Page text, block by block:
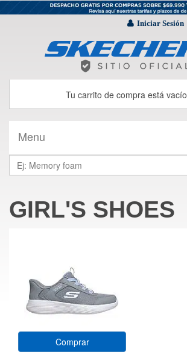
Iniciar Sesión
Tu carrito de compra está vacío
Menu
GIRL'S SHOES
Comprar